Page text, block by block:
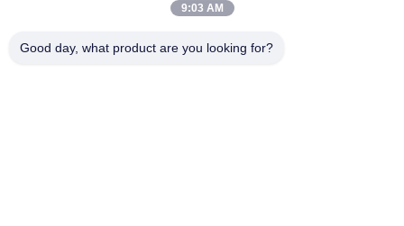
9:03 AM
Good day, what product are you looking for?